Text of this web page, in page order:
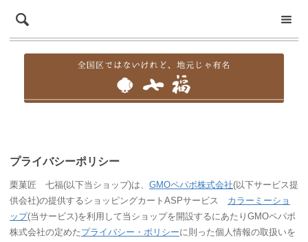
プライバシーポリシー
栗菓匠 七福(以下当ショップ)は、 GMOペパボ株式会社(以下サービス提
供会社)の提供するショッピングカートASPサービス カラーミーショ
ップ(当サービス)を利用して当ショップを開設するにあたりGMOペパボ
株式会社の定めたプライバシー・ポリシーに則った個人情報の取扱いを